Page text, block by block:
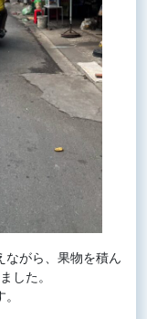
ながら、果物を積ん
した。